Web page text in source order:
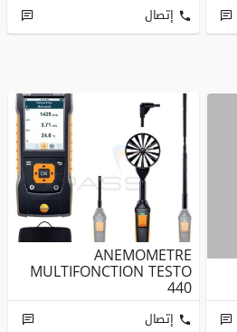
إتصال
ANEMOMETRE
MULTIFONCTION TESTO
440
إتصال